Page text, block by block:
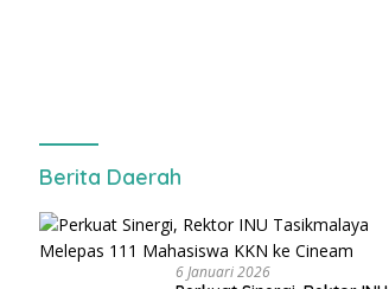
Berita Daerah
6 Januari 2026